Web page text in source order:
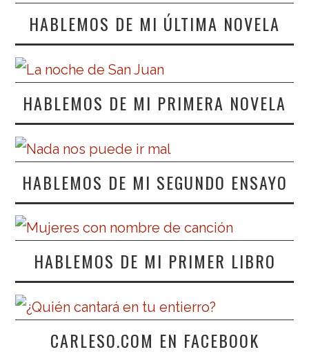
HABLEMOS DE MI ÚLTIMA NOVELA
HABLEMOS DE MI PRIMERA NOVELA
HABLEMOS DE MI SEGUNDO ENSAYO
HABLEMOS DE MI PRIMER LIBRO
CARLESO.COM EN FACEBOOK